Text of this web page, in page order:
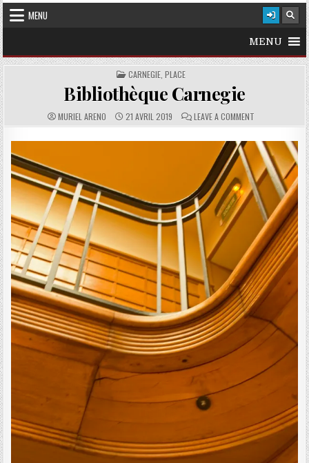
MENU
MENU
POSTED IN
CARNEGIE, PLACE
Bibliothèque Carnegie
AUTHOR:
MURIEL ARENO PUBLISHED DATE:
21 AVRIL 2019 COMMENTS:
LEAVE A COMMENT ON